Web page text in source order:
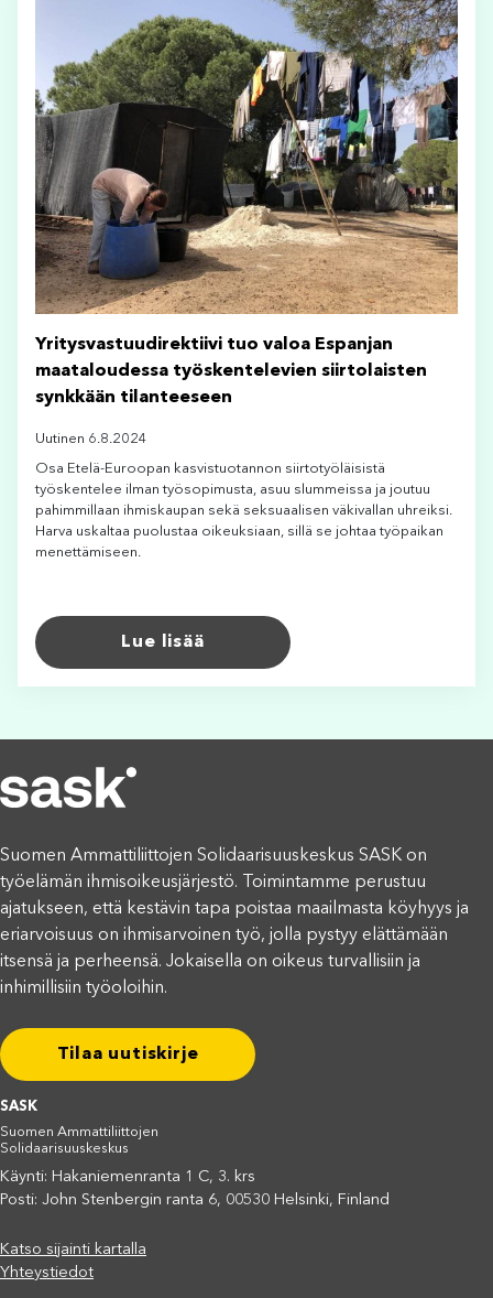
Yritysvastuudirektiivi tuo valoa Espanjan
maataloudessa työskentelevien siirtolaisten
synkkään tilanteeseen
Uutinen 6.8.2024
Osa Etelä-Euroopan kasvistuotannon siirtotyöläisistä
työskentelee ilman työsopimusta, asuu slummeissa ja joutuu
pahimmillaan ihmiskaupan sekä seksuaalisen väkivallan uhreiksi.
Harva uskaltaa puolustaa oikeuksiaan, sillä se johtaa työpaikan
menettämiseen.
Lue lisää
Suomen Ammattiliittojen Solidaarisuuskeskus SASK on
työelämän ihmisoikeusjärjestö. Toimintamme perustuu
ajatukseen, että kestävin tapa poistaa maailmasta köyhyys ja
eriarvoisuus on ihmisarvoinen työ, jolla pystyy elättämään
itsensä ja perheensä. Jokaisella on oikeus turvallisiin ja
inhimillisiin työoloihin.
Tilaa uutiskirje
SASK
Suomen Ammattiliittojen
Solidaarisuuskeskus
Käynti: Hakaniemenranta 1 C, 3. krs
Posti: John Stenbergin ranta 6, 00530 Helsinki, Finland
Katso sijainti kartalla
Yhteystiedot